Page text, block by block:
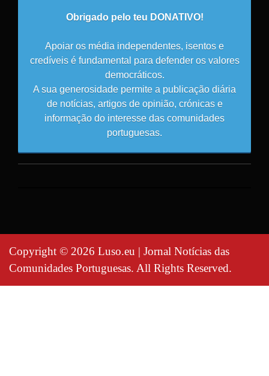
Obrigado pelo teu DONATIVO!
Apoiar os média independentes, isentos e
credíveis é fundamental para defender os valores
democráticos.
A sua generosidade permite a publicação diária
de notícias, artigos de opinião, crónicas e
informação do interesse das comunidades
portuguesas.
Copyright © 2026 Luso.eu | Jornal Notícias das
Comunidades Portuguesas. All Rights Reserved.